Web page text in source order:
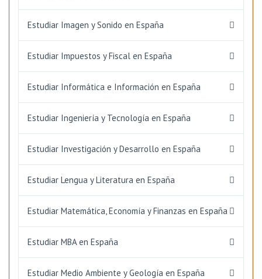
Estudiar Imagen y Sonido en España
Estudiar Impuestos y Fiscal en España
Estudiar Informática e Información en España
Estudiar Ingeniería y Tecnología en España
Estudiar Investigación y Desarrollo en España
Estudiar Lengua y Literatura en España
Estudiar Matemática, Economía y Finanzas en España
Estudiar MBA en España
Estudiar Medio Ambiente y Geología en España